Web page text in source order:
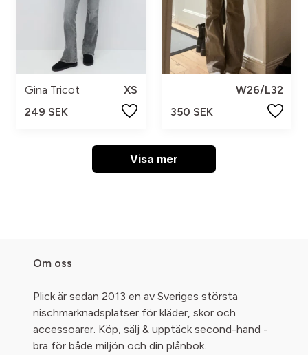
Gina Tricot
XS
249 SEK
W26/L32
350 SEK
Visa mer
Om oss
Plick är sedan 2013 en av Sveriges största
nischmarknadsplatser för kläder, skor och
accessoarer. Köp, sälj & upptäck second-hand -
bra för både miljön och din plånbok.